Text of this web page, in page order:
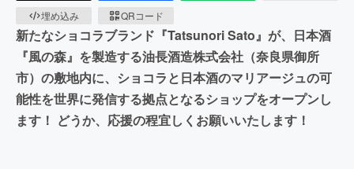
埋め込み
QRコード
新たなショコラブランド『Tatsunori Sato』が、日本酒
『風の森』を製造する油長酒造株式会社（奈良県御所
市）の敷地内に、ショコラと日本酒のマリアージュの可
能性を世界に発信する拠点となるショップをオープンし
ます！ どうか、応援の程宜しくお願いいたします！